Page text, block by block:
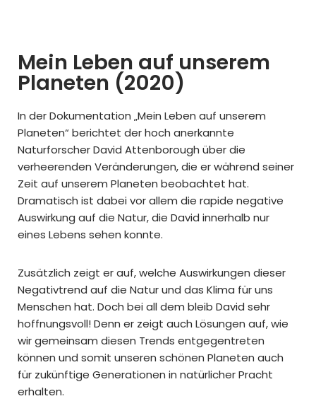
Mein Leben auf unserem
Planeten (2020)
In der Dokumentation „Mein Leben auf unserem
Planeten“ berichtet der hoch anerkannte
Naturforscher David Attenborough über die
verheerenden Veränderungen, die er während seiner
Zeit auf unserem Planeten beobachtet hat.
Dramatisch ist dabei vor allem die rapide negative
Auswirkung auf die Natur, die David innerhalb nur
eines Lebens sehen konnte.
Zusätzlich zeigt er auf, welche Auswirkungen dieser
Negativtrend auf die Natur und das Klima für uns
Menschen hat. Doch bei all dem bleib David sehr
hoffnungsvoll! Denn er zeigt auch Lösungen auf, wie
wir gemeinsam diesen Trends entgegentreten
können und somit unseren schönen Planeten auch
für zukünftige Generationen in natürlicher Pracht
erhalten.